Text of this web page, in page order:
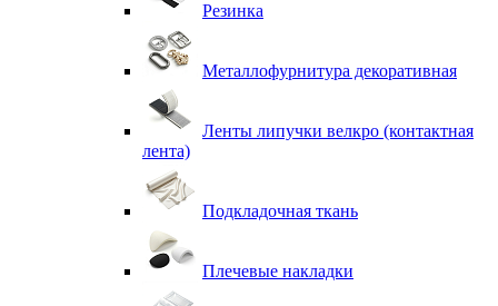
Резинка
Металлофурнитура декоративная
Ленты липучки велкро (контактная
лента)
Подкладочная ткань
Плечевые накладки